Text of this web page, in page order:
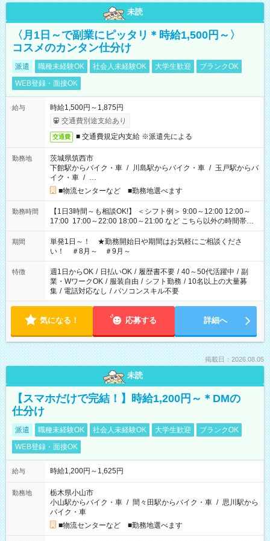
未読
〈月1日～で副業にピッタリ＊時給1,500円～〉
コスメのカンタン仕分け
派遣 職種未経験OK 社会人未経験OK 大学生歓迎
ブランクOK
WEB登録・面接OK
給与
時給1,500円～1,875円
交通費別途支給あり
交通費 ■ 交通費規定内支給 ※派遣先による
勤務地
茨城県筑西市
下館駅からバイク・車 / 川島駅からバイク・車 / 玉戸駅からバ
イク・車 / …
■物流センターなど ■勤務地選べます
勤務時間
【1日3時間～も相談OK!】 ＜シフト例＞ 9:00～12:00 12:00～
17:00 17:00～22:00 18:00～21:00 など こちら以外の時間帯も
お気軽にご相談ください！
期間
単発1日～！ ★勤務開始日や期間はお気軽にご相談くださ
い！ ＃8月～ ＃9月～
特徴 週1日からOK / 日払いOK / 履歴書不要 / 40～50代活躍中 / 副
業・WワークOK / 服装自由 / シフト勤務 / 10名以上の大量募
集 / 電話対応なし / パソコンスキル不要
気になる！ 応募する 詳細へ
掲載日：2026.08.05
未読
【スマホだけで完結！】時給1,200円～＊DMの
仕分け
派遣 職種未経験OK 社会人未経験OK 大学生歓迎
ブランクOK
WEB登録・面接OK
給与 時給1,200円～1,625円
勤務地
栃木県小山市
小山駅からバイク・車 / 間々田駅からバイク・車 / 思川駅から
バイク・車
■物流センターなど ■勤務地選べます